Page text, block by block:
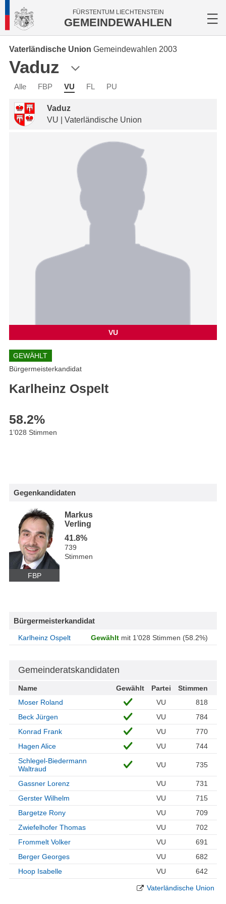
FÜRSTENTUM LIECHTENSTEIN
GEMEINDEWAHLEN
Vaterländische Union Gemeindewahlen 2003
Vaduz
Alle FBP VU FL PU
Vaduz
VU | Vaterländische Union
VU
GEWÄHLT
Bürgermeisterkandidat
Karlheinz Ospelt
58.2%
1’028 Stimmen
Gegenkandidaten
FBP
Markus
Verling
41.8%
739
Stimmen
Bürgermeisterkandidat
Karlheinz Ospelt Gewählt mit 1’028 Stimmen (58.2%)
Gemeinderatskandidaten
Name Gewählt Partei
Stimmen
Moser Roland
VU
818
Beck Jürgen
VU
784
Konrad Frank
VU
770
Hagen Alice
VU
744
Schlegel-Biedermann
Waltraud
VU 735
Gassner Lorenz VU
731
Gerster Wilhelm
VU
715
Bargetze Rony
VU
709
Zwiefelhofer Thomas
VU
702
Frommelt Volker
VU
691
Berger Georges
VU
682
Hoop Isabelle
VU 642
Vaterländische Union